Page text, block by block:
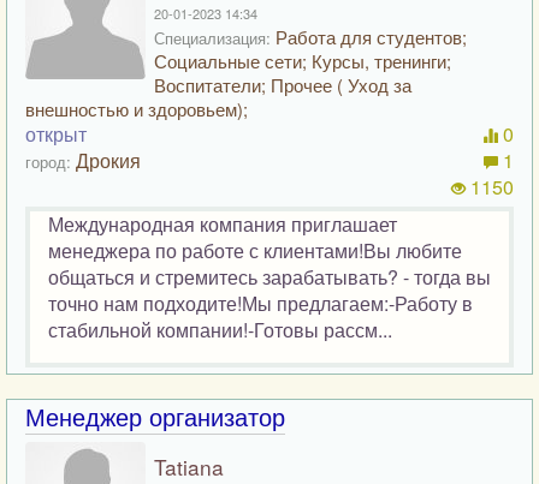
20-01-2023 14:34
Специализация: Работа для студентов;
Социальные сети; Курсы, тренинги;
Воспитатели; Прочее ( Уход за
внешностью и здоровьем);
открыт
город: Дрокия
0
1
1150
Международная компания приглашает
менеджера по работе с клиентами!Вы любите
общаться и стремитесь зарабатывать? - тогда вы
точно нам подходите!Мы предлагаем:-Работу в
стабильной компании!-Готовы рассм...
Менеджер организатор
Tatiana